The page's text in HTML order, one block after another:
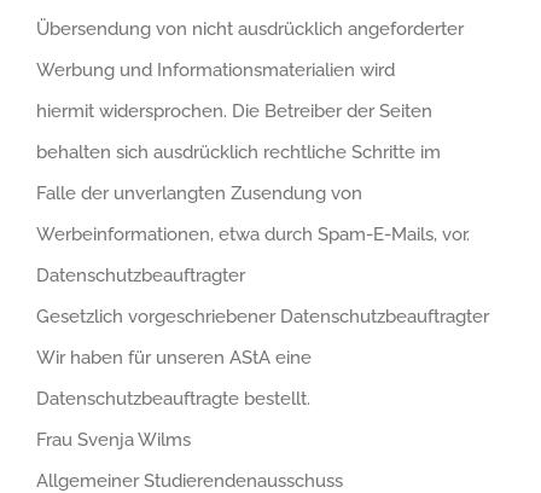
Übersendung von nicht ausdrücklich angeforderter
Werbung und Informationsmaterialien wird
hiermit widersprochen. Die Betreiber der Seiten
behalten sich ausdrücklich rechtliche Schritte im
Falle der unverlangten Zusendung von
Werbeinformationen, etwa durch Spam-E-Mails, vor.
Datenschutzbeauftragter
Gesetzlich vorgeschriebener Datenschutzbeauftragter
Wir haben für unseren AStA eine
Datenschutzbeauftragte bestellt.
Frau Svenja Wilms
Allgemeiner Studierendenausschuss